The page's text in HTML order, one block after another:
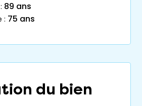
89 ans
: 75 ans
du bien